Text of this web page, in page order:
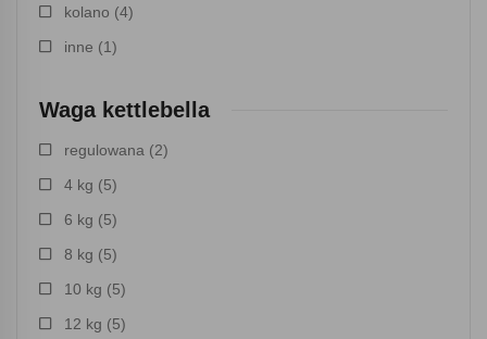
kolano (4)
inne (1)
Waga kettlebella
regulowana (2)
4 kg (5)
6 kg (5)
8 kg (5)
10 kg (5)
12 kg (5)